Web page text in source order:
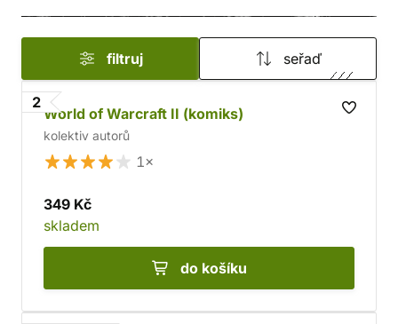
filtruj seřaď
2
World of Warcraft II (komiks)
kolektiv autorů
1×
349 Kč
skladem
do košíku